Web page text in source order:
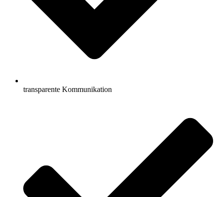
transparente Kommunikation